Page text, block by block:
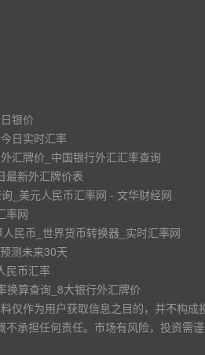
银价
日实时汇率
汇牌价_中国银行外汇汇率查询
最新外汇牌价表
_美元人民币汇率网 - 文华财经网
率网
民币_世界货币转换器_实时汇率网
测未来30天
民币汇率
换算查询_8大银行外汇牌价
作为用户获取信息之目的，并不构成
承担任何责任。市场有风险，投资需谨